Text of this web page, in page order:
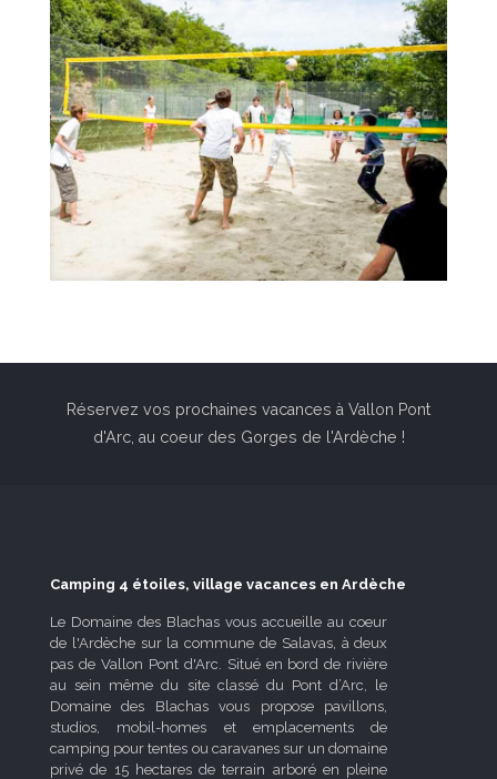
Réservez vos prochaines vacances à Vallon Pont
d'Arc, au coeur des Gorges de l'Ardèche !
Camping 4 étoiles, village vacances en Ardèche
Le Domaine des Blachas vous accueille au coeur
de l'Ardèche sur la commune de Salavas, à deux
pas de Vallon Pont d'Arc. Situé en bord de rivière
au sein même du site classé du Pont d’Arc, le
Domaine des Blachas vous propose pavillons,
studios, mobil-homes et emplacements de
camping pour tentes ou caravanes sur un domaine
privé de 15 hectares de terrain arboré en pleine